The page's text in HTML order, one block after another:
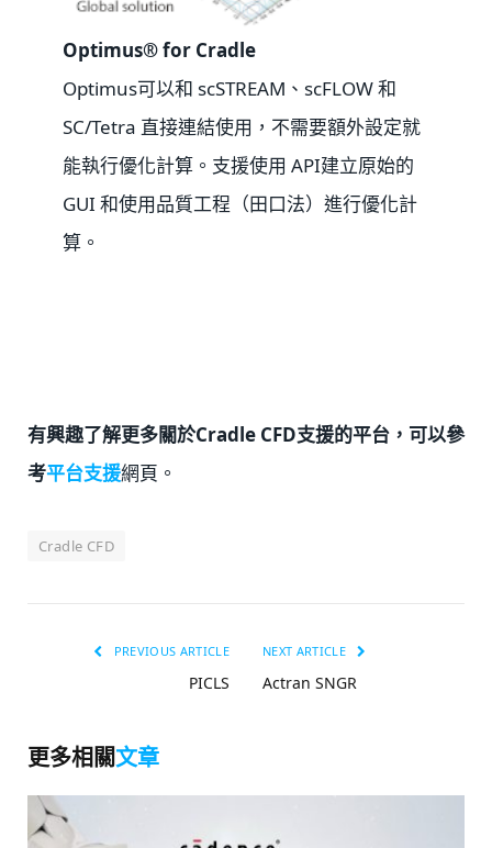
Optimus® for Cradle
Optimus可以和 scSTREAM、scFLOW 和
SC/Tetra 直接連結使用，不需要額外設定就
能執行優化計算。支援使用 API建立原始的
GUI 和使用品質工程（田口法）進行優化計
算。
有興趣了解更多關於Cradle CFD支援的平台，可以參
考平台支援網頁。
Cradle CFD
PREVIOUS ARTICLE
PICLS
NEXT ARTICLE
Actran SNGR
更多相關文章